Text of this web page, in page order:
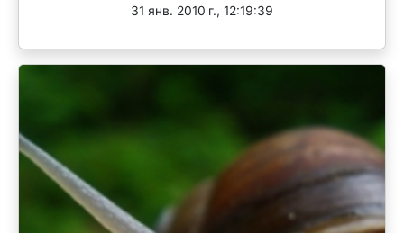
31 янв. 2010 г., 12:19:39